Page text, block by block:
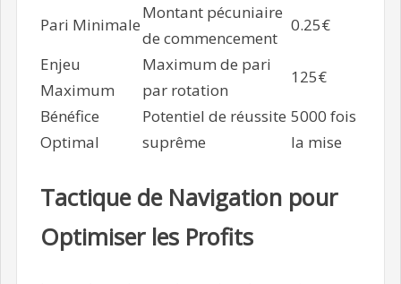
Pari Minimale
Montant pécuniaire
de commencement
0.25€
Enjeu
Maximum
Maximum de pari
par rotation
125€
Bénéfice
Optimal
Potentiel de réussite
suprême
5000 fois
la mise
Tactique de Navigation pour
Optimiser les Profits